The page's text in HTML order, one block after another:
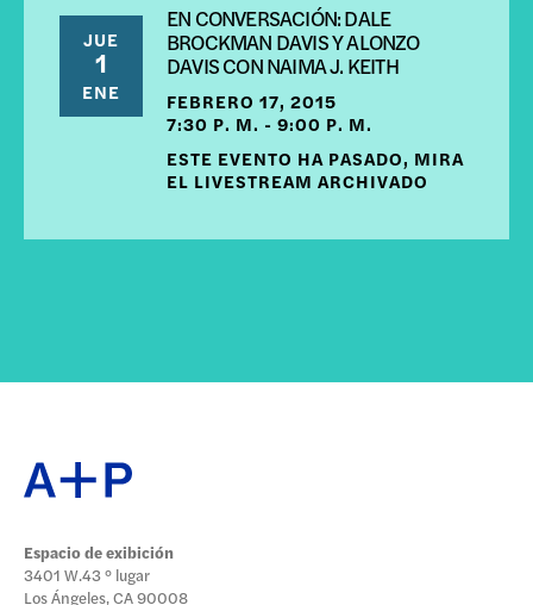
JUE
1
ENE
EN CONVERSACIÓN: DALE
BROCKMAN DAVIS Y ALONZO
DAVIS CON NAIMA J. KEITH
FEBRERO 17, 2015
7:30 P. M. - 9:00 P. M.
ESTE EVENTO HA PASADO, MIRA
EL LIVESTREAM ARCHIVADO
Espacio de exibición
3401 W.43 ° lugar
Los Ángeles, CA 90008